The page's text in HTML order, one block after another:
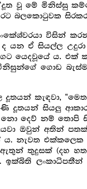
වූ මේ මිනිස්සු
බලකොටුවක
විසින්
යන ඒ සියල්ල
යෙදවූයේ ය. එක්
ගොඩ
කැඳවා,
දූතයන් සියලු
නො දෙව් නම් තොපි
ඔවුන් අතින් පතක්
ය. නැවත
තුදුසක් (දහ
ලංකාධිපතීන්